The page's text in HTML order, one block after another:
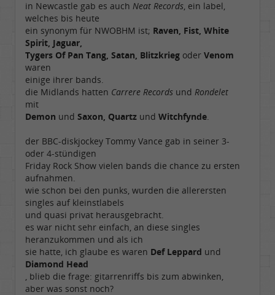
in Newcastle gab es auch Neat Records, ein label,
welches bis heute
ein synonym für NWOBHM ist; Raven, Fist, White
Spirit, Jaguar,
Tygers Of Pan Tang, Satan, Blitzkrieg oder Venom
waren
einige ihrer bands.
die Midlands hatten Carrere Records und Rondelet
mit
Demon und Saxon, Quartz und Witchfynde.
der BBC-diskjockey Tommy Vance gab in seiner 3-
oder 4-stündigen
Friday Rock Show vielen bands die chance zu ersten
aufnahmen.
wie schon bei den punks, wurden die allerersten
singles auf kleinstlabels
und quasi privat herausgebracht.
es war nicht sehr einfach, an diese singles
heranzukommen und als ich
sie hatte, ich glaube es waren Def Leppard und
Diamond Head
, blieb die frage: gitarrenriffs bis zum abwinken,
aber was sonst noch?